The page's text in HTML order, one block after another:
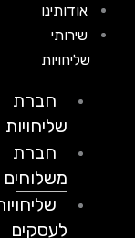
אודותינו
שירותי
שליחויות
חברת
שליחויות
חברת
משלוחים
שליחויות
לעסקים